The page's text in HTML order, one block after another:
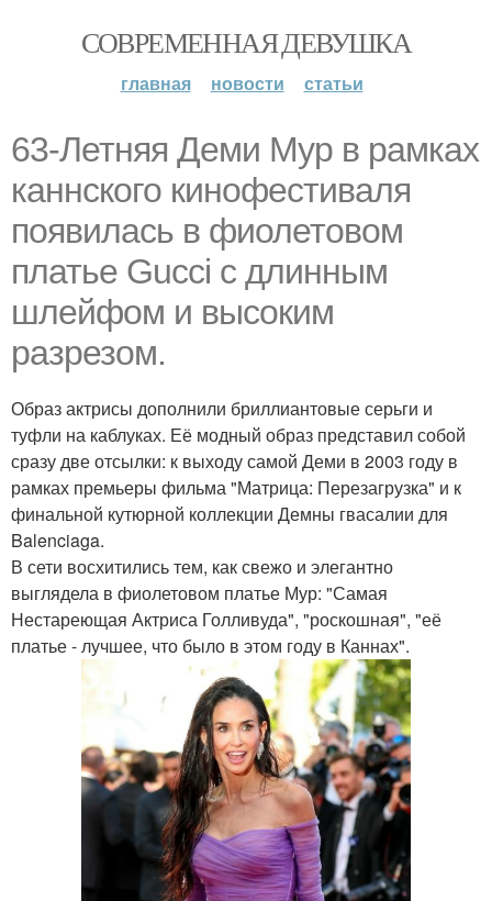
СОВРЕМЕННАЯ ДЕВУШКА
главная новости статьи
63-Летняя Деми Мур в рамках
каннского кинофестиваля
появилась в фиолетовом
платье Gucci с длинным
шлейфом и высоким
разрезом.
Образ актрисы дополнили бриллиантовые серьги и
туфли на каблуках. Её модный образ представил собой
сразу две отсылки: к выходу самой Деми в 2003 году в
рамках премьеры фильма "Матрица: Перезагрузка" и к
финальной кутюрной коллекции Демны гвасалии для
Balenciaga.
В сети восхитились тем, как свежо и элегантно
выглядела в фиолетовом платье Мур: "Самая
Нестареющая Актриса Голливуда", "роскошная", "её
платье - лучшее, что было в этом году в Каннах".